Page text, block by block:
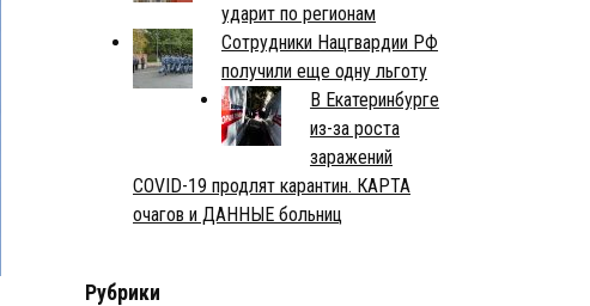
ударит по регионам
Сотрудники Нацгвардии РФ
получили еще одну льготу
В Екатеринбурге
из-за роста
заражений
COVID-19 продлят карантин. КАРТА
очагов и ДАННЫЕ больниц
Рубрики